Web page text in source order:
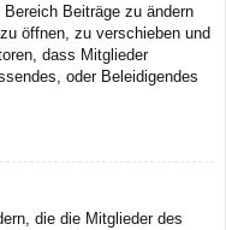
Beiträge zu ändern
öffnen, zu verschieben und
dass Mitglieder
oder Beleidigendes
die die Mitglieder des